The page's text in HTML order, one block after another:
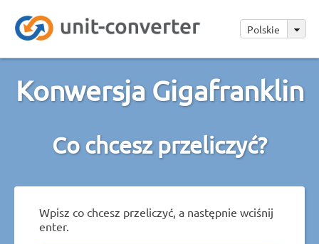
Polskie
Konwersja Gigafranklin
Co chcesz przeliczyć?
Wpisz co chcesz przeliczyć, a następnie wciśnij
enter.